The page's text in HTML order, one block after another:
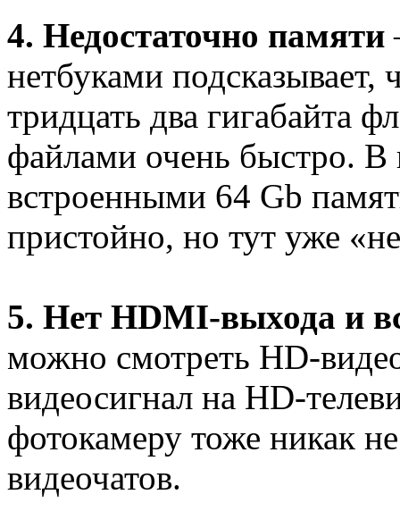
4. Недостаточно памяти
нетбуками подсказывает,
тридцать два гигабайта
файлами очень быстро.
встроенными 64 Gb
пристойно, но тут уже
5. Нет HDMI-выхода и
можно смотреть HD-
видеосигнал на HD-
фотокамеру тоже никак
видеочатов.